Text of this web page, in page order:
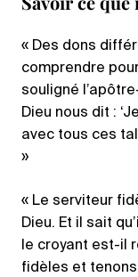
« Des dons
comprendre
souligné
Dieu nous dit :
avec tous ces
»
« Le serviteur
Dieu. Et il sait
le croyant est-il
fidèles et